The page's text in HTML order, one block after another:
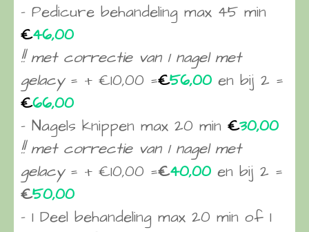
– Pedicure behandeling max 45 min
€46,00
!! met correctie van 1 nagel met
gelacy= + €10,00 =€56,00 en bij 2 =
€66,00
– Nagels knippen max 20 min €30,00
!! met correctie van 1 nagel met
gelacy= + €10,00 =€40,00 en bij 2 =
€50,00
– 1 Deel behandeling max 20 min of 1